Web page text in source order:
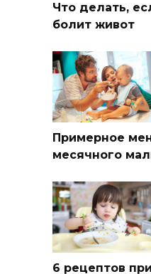
Что делать,
болит живот
Примерное
месячного
6 рецептов